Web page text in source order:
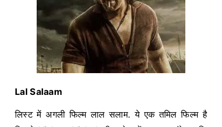
Lal Salaam
लिस्ट में अगली फिल्म लाल सलाम. ये एक तमिल फिल्म है